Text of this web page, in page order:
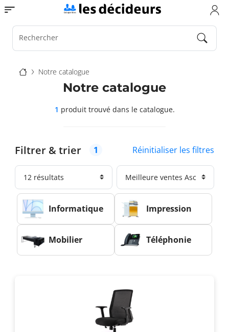
Aller
au
contenu
principal
Toggle navigation
Rechercher
Fil
d'Ariane
Notre catalogue
Filtrer & trier 1 Réinitialiser les filtres
Informatique Impression
Mobilier Téléphonie
Notre catalogue
1 produit trouvédans le catalogue.